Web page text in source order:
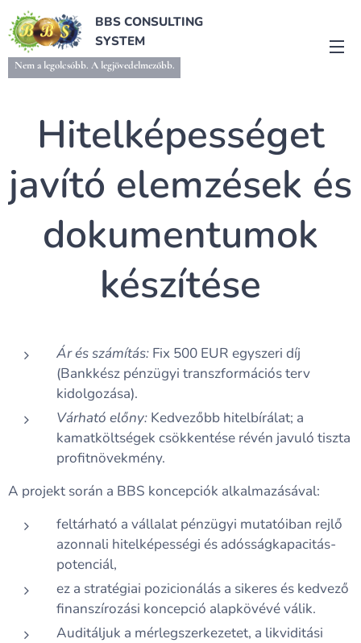
BBS CONSULTING
SYSTEM
Nem a legolcsóbb. A legjövedelmezőbb.
Hitelképességet
javító elemzések és
dokumentumok
készítése
Ár és számítás: Fix 500 EUR egyszeri díj
(Bankkész pénzügyi transzformációs terv
kidolgozása).
Várható előny: Kedvezőbb hitelbírálat; a
kamatköltségek csökkentése révén javuló tiszta
profitnövekmény.
A projekt során a BBS koncepciók alkalmazásával:
feltárható a vállalat pénzügyi mutatóiban rejlő
azonnali hitelképességi és adósságkapacitás-
potenciál,
ez a stratégiai pozicionálás a sikeres és kedvező
finanszírozási koncepció alapkövévé válik.
Auditáljuk a mérlegszerkezetet, a likviditási